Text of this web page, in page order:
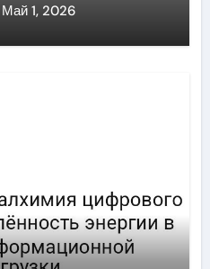
Май 1, 2026